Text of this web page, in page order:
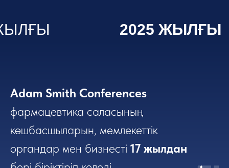
2025 ЖЫЛҒЫ
Adam Smith Conferences
фармацевтика саласының
көшбасшыларын, мемлекеттік
органдар мен бизнесті 17 жылдан